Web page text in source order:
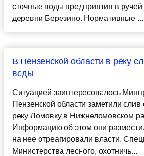
сточные воды предприятия в
деревни Березино. Нормативные ...
В Пензенской области в реку
воды
Ситуацией заинтересовалось
Пензенской области заметили слив
реку Ломовку в Нижнеломовском
Информацию об этом они
на нее отреагировали власти.
Министерства лесного, охотничь...